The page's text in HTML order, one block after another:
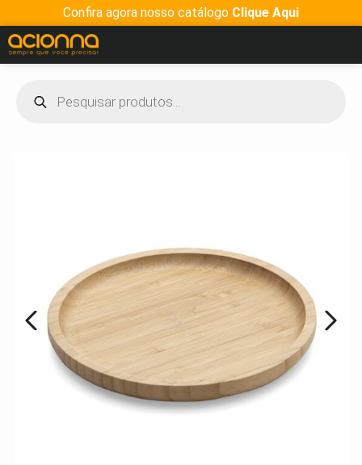
Confira agora nosso catálogo Clique Aqui